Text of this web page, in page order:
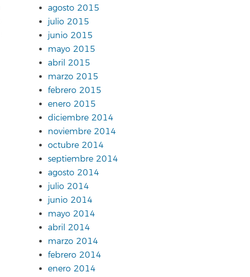
agosto 2015
julio 2015
junio 2015
mayo 2015
abril 2015
marzo 2015
febrero 2015
enero 2015
diciembre 2014
noviembre 2014
octubre 2014
septiembre 2014
agosto 2014
julio 2014
junio 2014
mayo 2014
abril 2014
marzo 2014
febrero 2014
enero 2014